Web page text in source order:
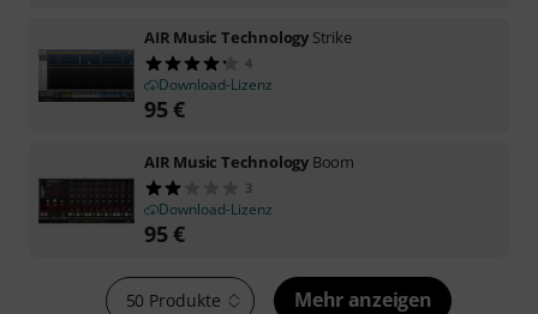
AIR Music Technology Strike
4
Download-Lizenz
95€
AIR Music Technology Boom
3
Download-Lizenz
95€
50 Produkte Mehr anzeigen